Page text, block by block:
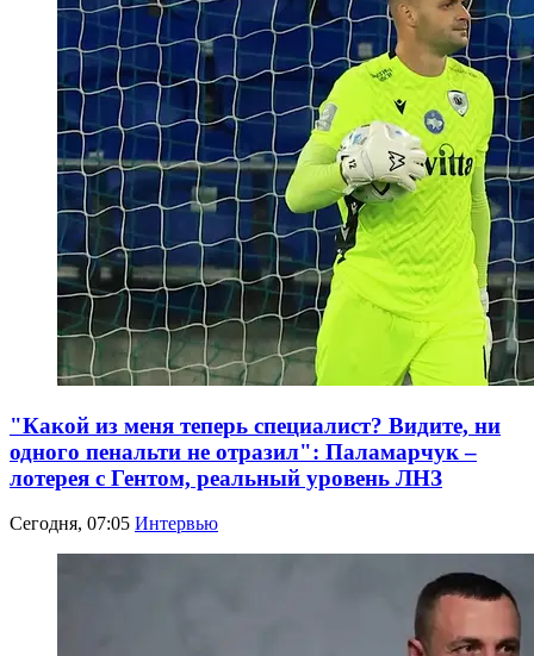
"Какой из меня теперь специалист? Видите, ни
одного пенальти не отразил": Паламарчук –
лотерея с Гентом, реальный уровень ЛНЗ
Сегодня, 07:05 Интервью